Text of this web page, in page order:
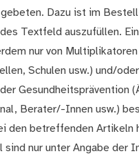
gebeten. Dazu ist im
Textfeld auszufüllen.
nur von
Schulen usw.) und/
Gesundheitsprävention
Berater/-Innen usw.)
den betreffenden Artikeln
sind nur unter Angabe der